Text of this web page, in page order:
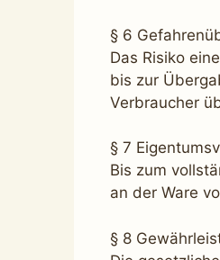
§ 6
Das Risiko
bis zur
Verbraucher
§ 7
Bis zum
an der Ware
§ 8